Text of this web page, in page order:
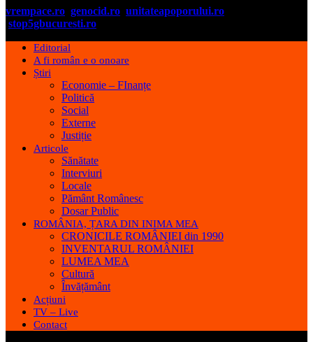
vrempace.ro genocid.ro unitateapoporului.ro
stop5gbucuresti.ro
Editorial
A fi român e o onoare
Știri
Economie – FInanțe
Politică
Social
Externe
Justiție
Articole
Sănătate
Interviuri
Locale
Pământ Românesc
Dosar Public
ROMÂNIA, ȚARA DIN INIMA MEA
CRONICILE ROMÂNIEI din 1990
INVENTARUL ROMÂNIEI
LUMEA MEA
Cultură
Învățământ
Acțiuni
TV – Live
Contact